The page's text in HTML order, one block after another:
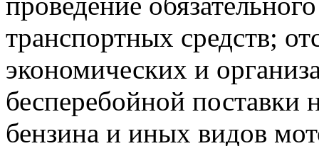
транспортных средств;
экономических и
бесперебойной поставки
бензина и иных видов